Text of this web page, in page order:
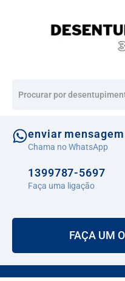
enviar mensagem
Chama no WhatsApp
1399787-5697
Faça uma ligação
FAÇA UM